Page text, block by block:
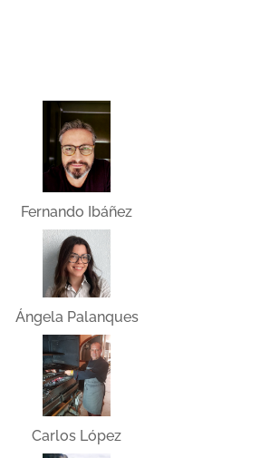
Fernando Ibáñez
Ángela Palanques
Carlos López